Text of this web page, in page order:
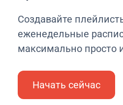
Создавайте
еженедельные
максимально просто
Начать сейчас